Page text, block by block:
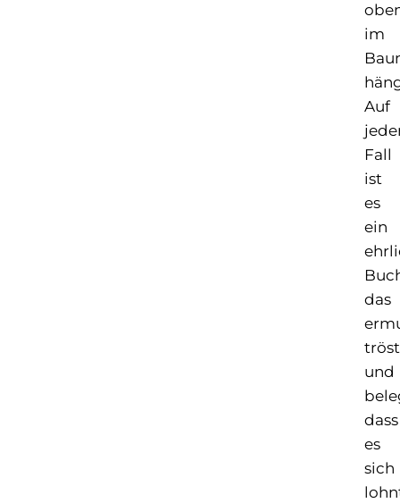
im
Auf
Fall
ist
es
ein
das
und
dass
es
sich